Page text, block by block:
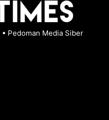
• Pedoman Media Siber